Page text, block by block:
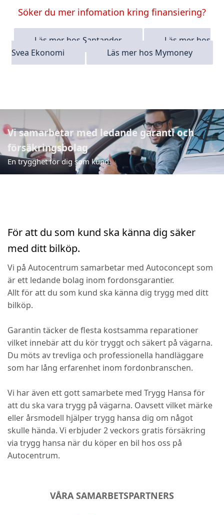
Söker du mer infomation kring finansiering?
Läs mer hos Santander
Läs mer hos
Svea Ekonomi
Läs mer hos Mymoney
Vi samarbetar med ledande garanti och
försäkringsbolag
En trygghet för dig som kund.
För att du som kund ska känna dig säker
med ditt bilköp.
Vi på Autocentrum samarbetar med Autoconcept som
är ett ledande bolag inom fordonsgarantier.
Allt för att du som kund ska känna dig trygg med ditt
bilköp.
Garantin täcker de flesta kostsamma reparationer
vilket innebär att du kör tryggt och säkert på vägarna.
Du möts av trevliga och professionella handläggare
som har lång erfarenhet inom fordonbranschen.
Vi har även ett gott samarbete med Trygg Hansa för
att du ska vara trygg på vägarna. Oavsett vilket märke
eller årsmodell hjälper trygg hansa dig om något
skulle hända. Vi erbjuder 2 veckors gratis försäkring
via trygg hansa när du köper en bil hos oss på
Autocentrum.
VÅRA SAMARBETSPARTNERS